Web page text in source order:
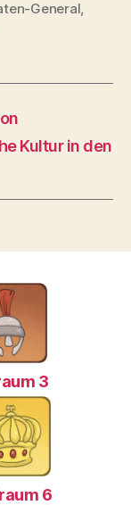
General,
Kultur in den
3
6